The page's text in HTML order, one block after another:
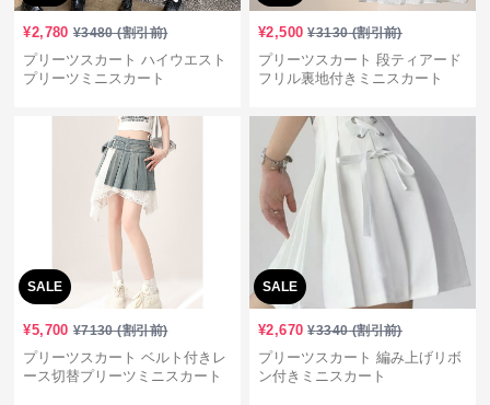
¥2,780 ¥3480(割引前)
プリーツスカート ハイウエスト
プリーツミニスカート
¥2,500 ¥3130(割引前)
プリーツスカート 段ティアード
フリル裏地付きミニスカート
SALE
¥5,700 ¥7130(割引前)
プリーツスカート ベルト付きレ
ース切替プリーツミニスカート
SALE
¥2,670 ¥3340(割引前)
プリーツスカート 編み上げリボ
ン付きミニスカート